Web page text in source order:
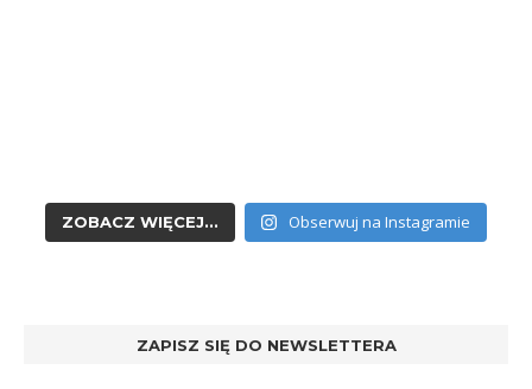
ZOBACZ WIĘCEJ... Obserwuj na Instagramie
ZAPISZ SIĘ DO NEWSLETTERA